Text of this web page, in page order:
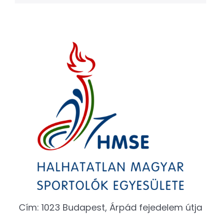
Cím: 1023 Budapest, Árpád fejedelem útja